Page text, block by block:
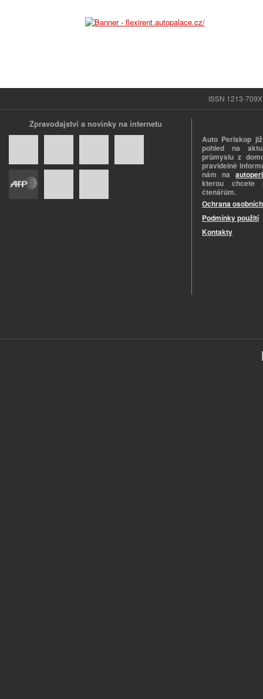
ISSN 1213-
Zpravodajství a novinky na internetu
Auto Periskop
pohled na
průmyslu z
pravidelně
nám na
kterou chcete
čtenářům.
Ochrana
Podmínky použití
Kontakty